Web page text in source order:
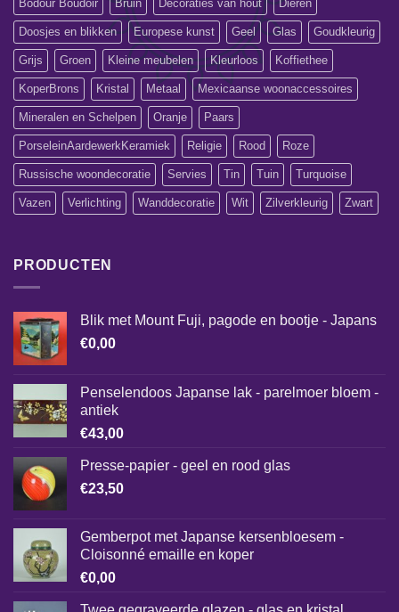
Bodour Boudoir Bruin Decoraties van hout Dieren
Doosjes en blikken Europese kunst Geel Glas Goudkleurig
Grijs Groen Kleine meubelen Kleurloos Koffiethee
KoperBrons Kristal Metaal Mexicaanse woonaccessoires
Mineralen en Schelpen Oranje Paars
PorseleinAardewerkKeramiek Religie Rood Roze
Russische woondecoratie Servies Tin Tuin Turquoise
Vazen Verlichting Wanddecoratie Wit Zilverkleurig Zwart
PRODUCTEN
Blik met Mount Fuji, pagode en bootje - Japans
€0,00
Penselendoos Japanse lak - parelmoer bloem -
antiek
€43,00
Presse-papier - geel en rood glas
€23,50
Gemberpot met Japanse kersenbloesem -
Cloisonné emaille en koper
€0,00